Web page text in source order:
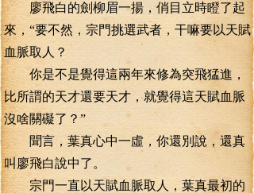
廖飛白的劍柳眉一揚，俏目立時瞪了起
來，“要不然，宗門挑選武者，干嘛要以天賦
血脈取人？
你是不是覺得這兩年來修為突飛猛進，
比所謂的天才還要天才，就覺得這天賦血脈
沒啥關礙了？”
聞言，葉真心中一虛，你還別說，還真
叫廖飛白說中了。
宗門一直以天賦血脈取人，葉真最初的